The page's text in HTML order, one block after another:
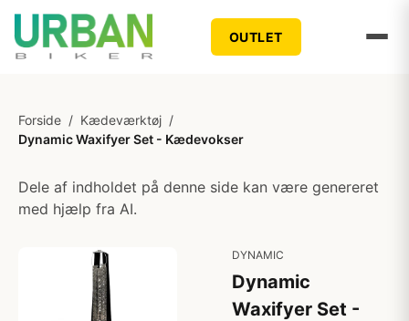
OUTLET
Forside / Kædeværktøj /
Dynamic Waxifyer Set - Kædevokser
Dele af indholdet på denne side kan være genereret
med hjælp fra AI.
DYNAMIC
Dynamic
Waxifyer Set -